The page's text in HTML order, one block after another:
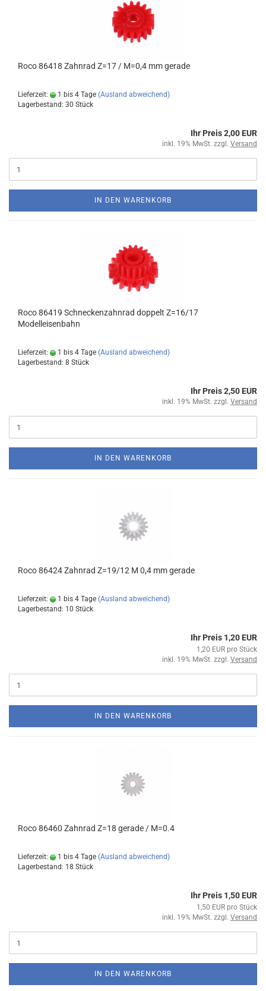
Roco 86418 Zahnrad Z=17 / M=0,4 mm gerade
Lieferzeit: 1 bis 4 Tage (Ausland abweichend)
Lagerbestand: 30 Stück
Ihr Preis 2,00 EUR
inkl. 19% MwSt. zzgl. Versand
IN DEN WARENKORB
Roco 86419 Schneckenzahnrad doppelt Z=16/17
Modelleisenbahn
Lieferzeit: 1 bis 4 Tage (Ausland abweichend)
Lagerbestand: 8 Stück
Ihr Preis 2,50 EUR
inkl. 19% MwSt. zzgl. Versand
IN DEN WARENKORB
Roco 86424 Zahnrad Z=19/12 M 0,4 mm gerade
Lieferzeit: 1 bis 4 Tage (Ausland abweichend)
Lagerbestand: 10 Stück
Ihr Preis 1,20 EUR
1,20 EUR pro Stück
inkl. 19% MwSt. zzgl. Versand
IN DEN WARENKORB
Roco 86460 Zahnrad Z=18 gerade / M=0.4
Lieferzeit: 1 bis 4 Tage (Ausland abweichend)
Lagerbestand: 18 Stück
Ihr Preis 1,50 EUR
1,50 EUR pro Stück
inkl. 19% MwSt. zzgl. Versand
IN DEN WARENKORB